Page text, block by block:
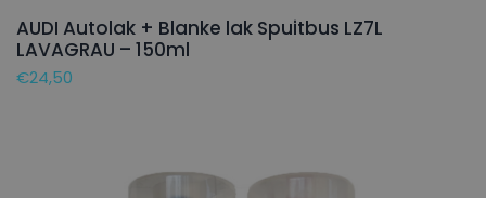
AUDI Autolak + Blanke lak Spuitbus LZ7L
LAVAGRAU – 150ml
€24,50